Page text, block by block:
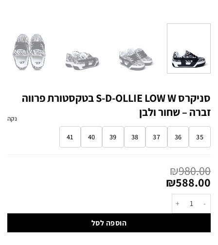
סניקרס S-D-OLLIE LOW W בטקסטורת פרווה
זברה – שחור ולבן
35
36
37
38
39
40
41
נקה
₪980.00
₪588.00
הוספה לסל